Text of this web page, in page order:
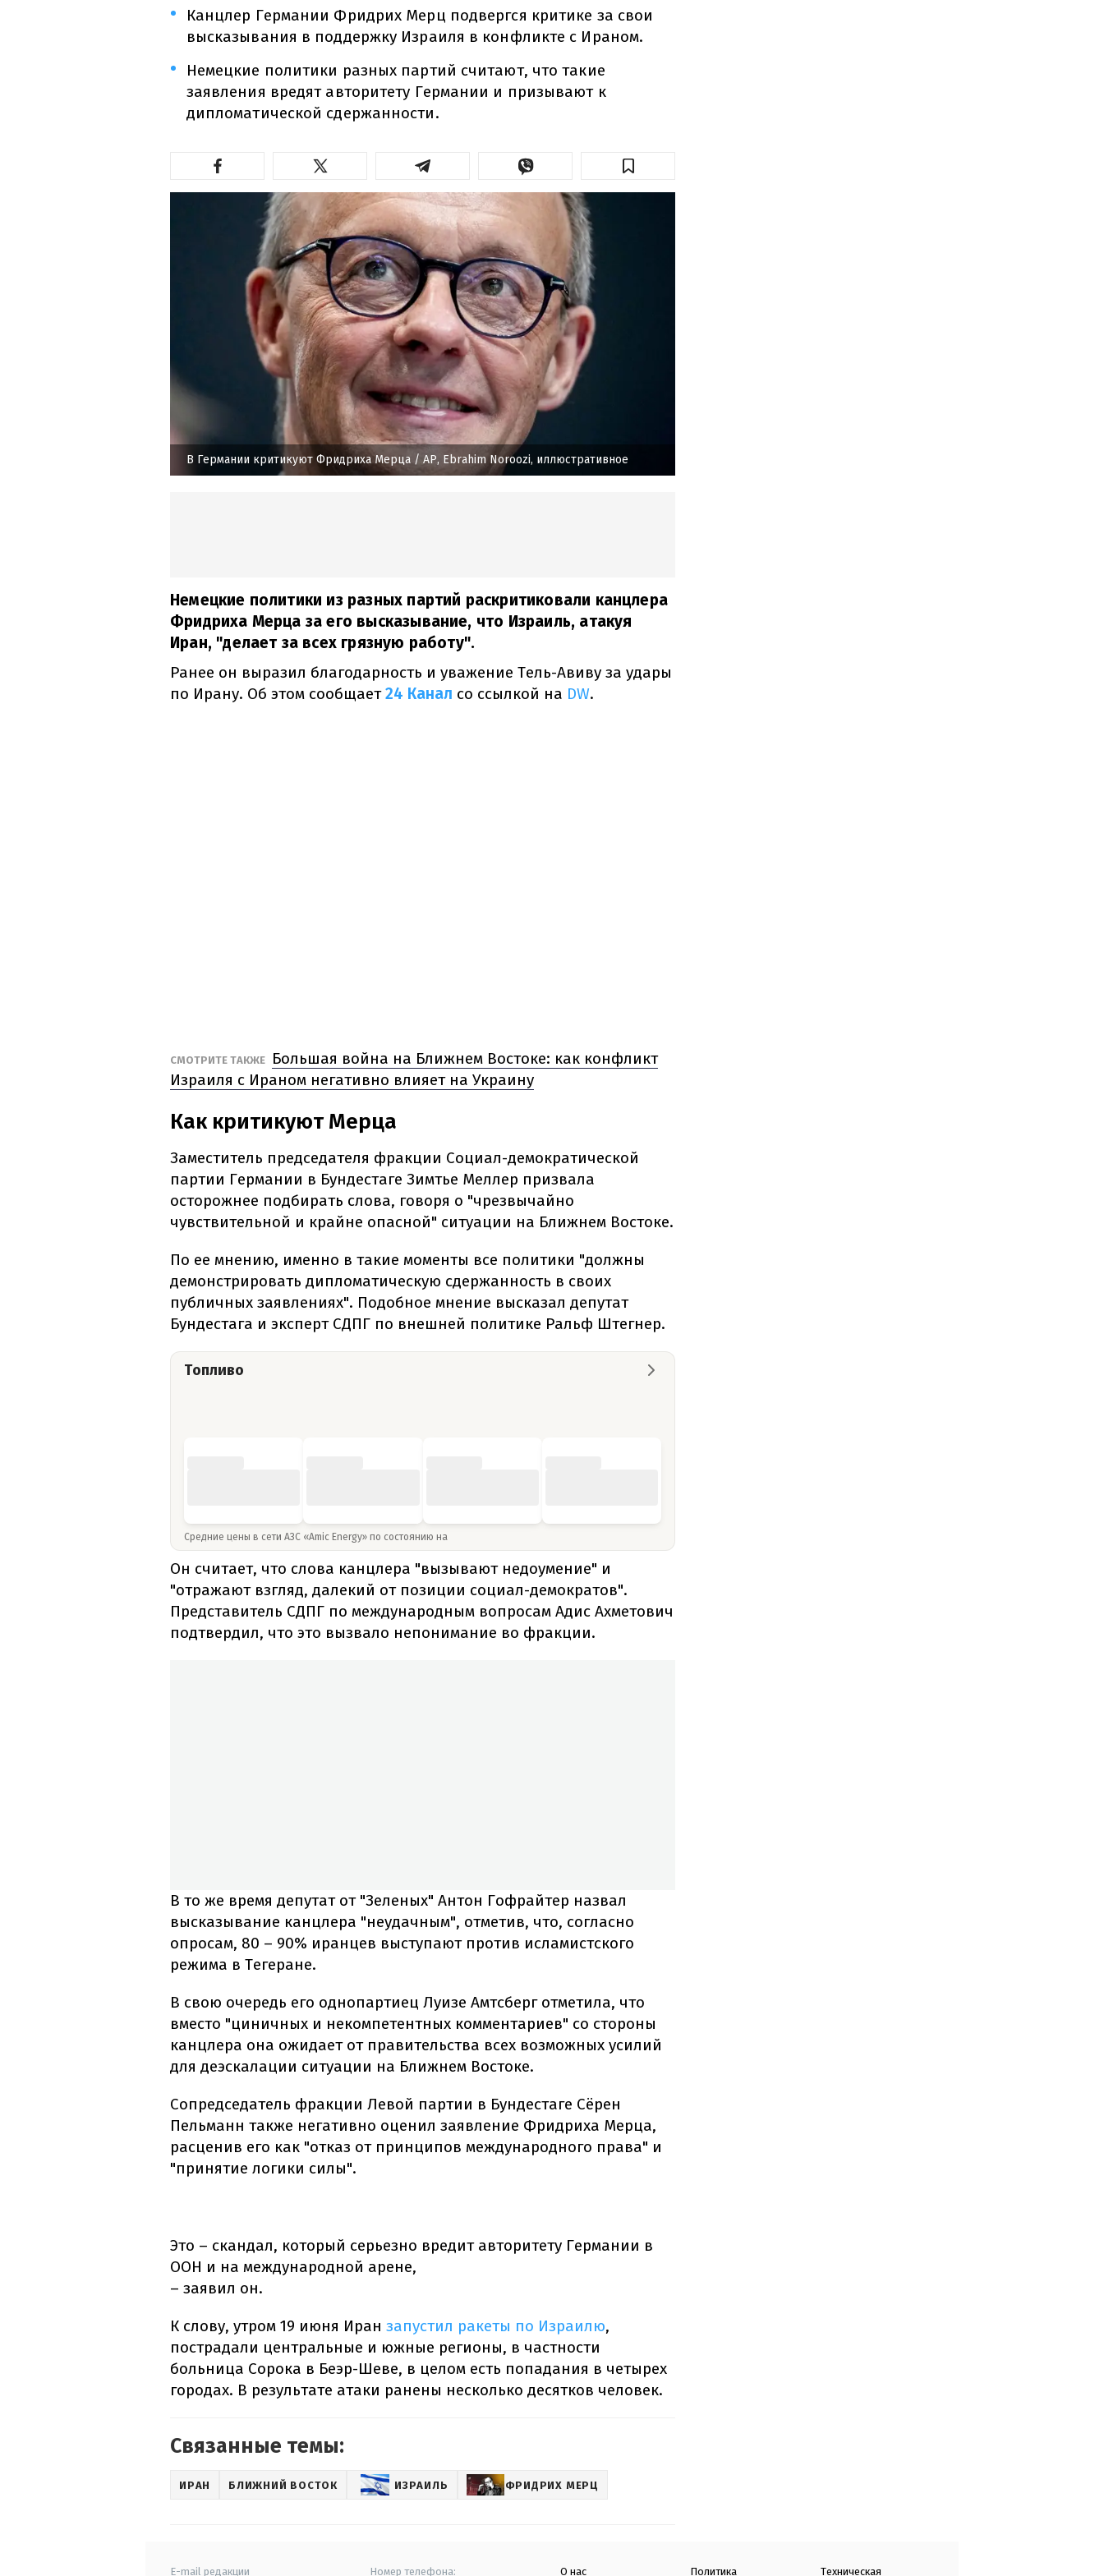
Канцлер Германии Фридрих Мерц подвергся критике за свои
высказывания в поддержку Израиля в конфликте с Ираном.
Немецкие политики разных партий считают, что такие
заявления вредят авторитету Германии и призывают к
дипломатической сдержанности.
В Германии критикуют Фридриха Мерца / AP, Ebrahim Noroozi, иллюстративное
Немецкие политики из разных партий раскритиковали канцлера
Фридриха Мерца за его высказывание, что Израиль, атакуя
Иран, "делает за всех грязную работу".
Ранее он выразил благодарность и уважение Тель-Авиву за удары
по Ирану. Об этом сообщает24 Канал со ссылкой на DW.
СМОТРИТЕ ТАКЖЕ
Большая война на Ближнем Востоке: как конфликт
Израиля с Ираном негативно влияет на Украину
Как критикуют Мерца
Заместитель председателя фракции Социал-демократической
партии Германии в Бундестаге Зимтье Меллер призвала
осторожнее подбирать слова, говоря о "чрезвычайно
чувствительной и крайне опасной" ситуации на Ближнем Востоке.
По ее мнению, именно в такие моменты все политики "должны
демонстрировать дипломатическую сдержанность в своих
публичных заявлениях". Подобное мнение высказал депутат
Бундестага и эксперт СДПГ по внешней политике Ральф Штегнер.
Топливо
Средние цены в сети АЗС «Amic Energy» по состоянию на
Он считает, что слова канцлера "вызывают недоумение" и
"отражают взгляд, далекий от позиции социал-демократов".
Представитель СДПГ по международным вопросам Адис Ахметович
подтвердил, что это вызвало непонимание во фракции.
В то же время депутат от "Зеленых" Антон Гофрайтер назвал
высказывание канцлера "неудачным", отметив, что, согласно
опросам, 80 – 90% иранцев выступают против исламистского
режима в Тегеране.
В свою очередь его однопартиец Луизе Амтсберг отметила, что
вместо "циничных и некомпетентных комментариев" со стороны
канцлера она ожидает от правительства всех возможных усилий
для деэскалации ситуации на Ближнем Востоке.
Сопредседатель фракции Левой партии в Бундестаге Сёрен
Пельманн также негативно оценил заявление Фридриха Мерца,
расценив его как "отказ от принципов международного права" и
"принятие логики силы".
Это – скандал, который серьезно вредит авторитету Германии в
ООН и на международной арене,
– заявил он.
К слову, утром 19 июня Иран запустил ракеты по Израилю,
пострадали центральные и южные регионы, в частности
больница Сорока в Беэр-Шеве, в целом есть попадания в четырех
городах. В результате атаки ранены несколько десятков человек.
Связанные темы:
ИРАН БЛИЖНИЙ ВОСТОК ИЗРАИЛЬ ФРИДРИХ МЕРЦ
E-mail редакции Номер телефона: О нас Политика Техническая